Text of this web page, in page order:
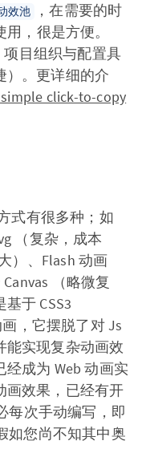
效池
，在需要的时
，很是方便。
项目组织与配置具
）。更详细的介
click-to-copy
式有很多种；如
（复杂，成本
）、Flash 动画
（略微复
于 CSS3
，它摆脱了对 Js
能实现复杂动画效
成为 Web 动画实
画效果，已经有开
每次手动编写，即
如您尚不知其中奥